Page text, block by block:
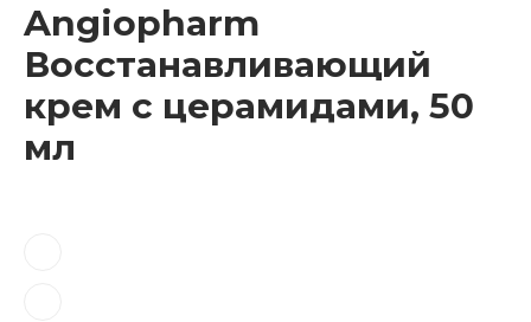
Angiopharm
Восстанавливающий
крем с церамидами, 50
мл